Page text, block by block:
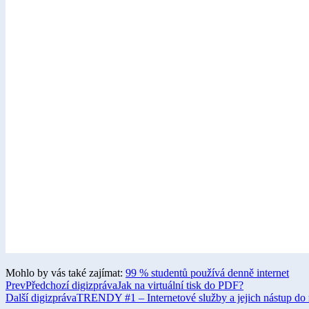
Mohlo by vás také zajímat: 99 % studentů používá denně internet​​
PrevPředchozí digizprávaJak na virtuální tisk do PDF?
Další digizprávaTRENDY #1 – Internetové služby a jejich nástup do